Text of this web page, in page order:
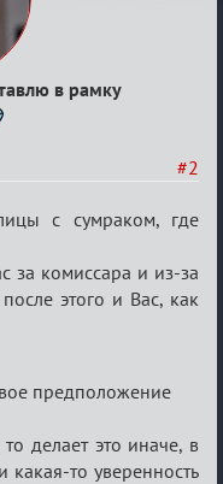
в рамку
#2
с сумраком, где
за комиссара и из-за
этого и Вас, как
предположение
делает это иначе, в
то уверенность